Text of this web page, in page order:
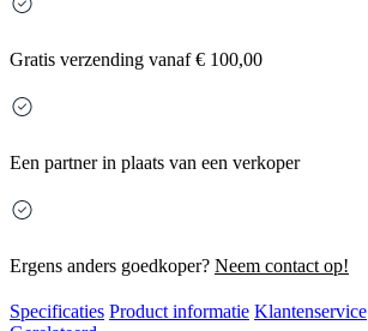
Gratis verzending vanaf € 100,00
Een partner in plaats van een verkoper
Ergens anders goedkoper? Neem contact op!
Specificaties Product informatie Klantenservice